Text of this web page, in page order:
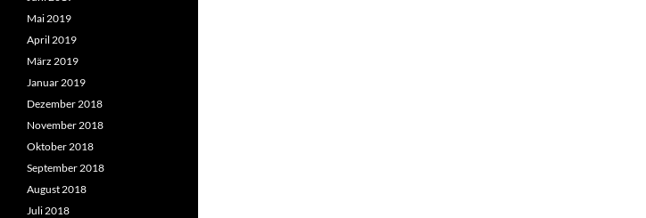
Mai 2019
April 2019
März 2019
Januar 2019
Dezember 2018
November 2018
Oktober 2018
September 2018
August 2018
Juli 2018